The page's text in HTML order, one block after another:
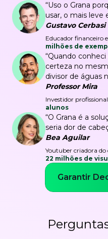
“Uso o Grana
usar, o mais leve
Gustavo Cerbasi
Educador financeiro
milhões de
“Quando
certeza no
divisor de águas
Professor Mira
Investidor
alunos
“O Grana é a
seria dor de
Bea Aguilar
Youtuber criadora do
22 milhões de
Garantir